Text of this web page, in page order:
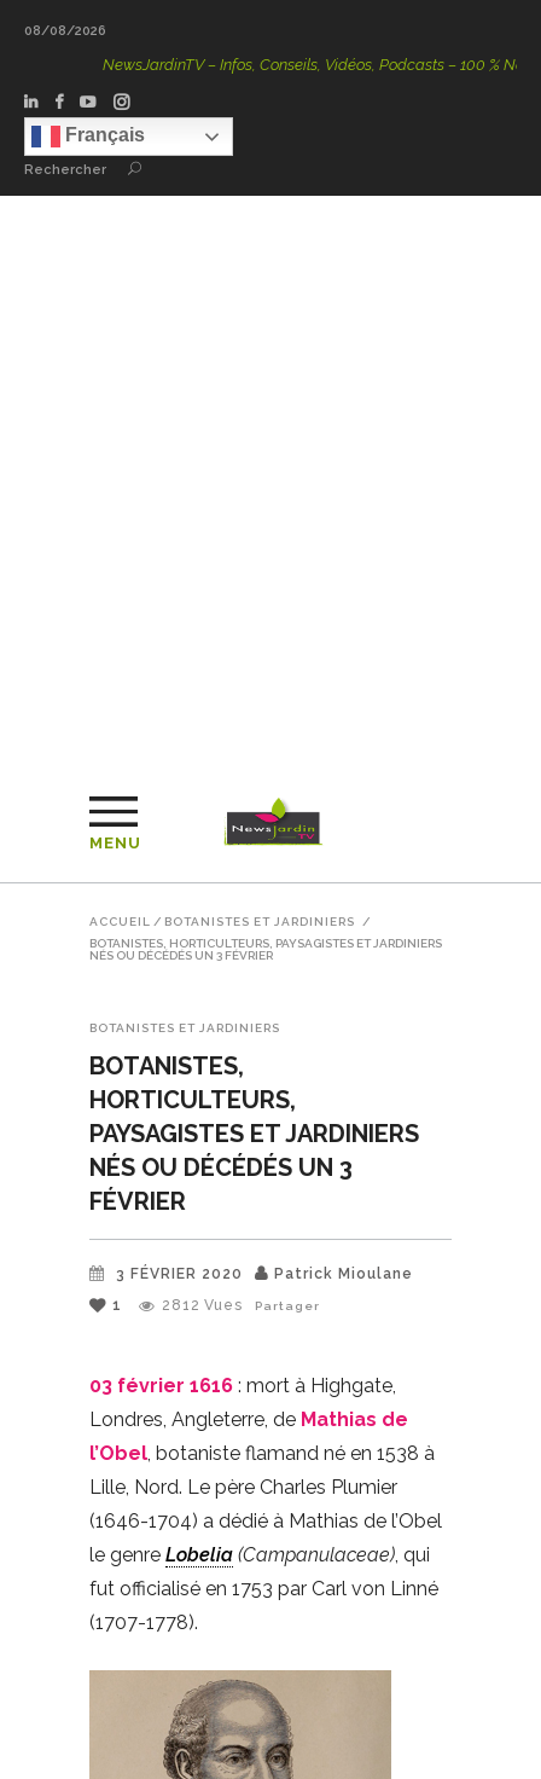
08/08/2026
NewsJardinTV – Infos, Conseils, Vidéos, Podcasts – 100 % Nature
Français
Rechercher
MENU
ACCUEIL / BOTANISTES ET JARDINIERS
/
BOTANISTES, HORTICULTEURS, PAYSAGISTES ET JARDINIERS
NÉS OU DÉCÉDÉS UN 3 FÉVRIER
BOTANISTES ET JARDINIERS
BOTANISTES,
HORTICULTEURS,
PAYSAGISTES ET JARDINIERS
NÉS OU DÉCÉDÉS UN 3
FÉVRIER
3 FÉVRIER 2020
Patrick Mioulane
1
2812 Vues Partager
03 février 1616 : mort à Highgate,
Londres, Angleterre, de Mathias de
l’Obel , botaniste flamand né en 1538 à
Lille, Nord. Le père Charles Plumier
(1646-1704) a dédié à Mathias de l’Obel
le genre Lobelia (Campanulaceae) , qui
fut officialisé en 1753 par Carl von Linné
(1707-1778).